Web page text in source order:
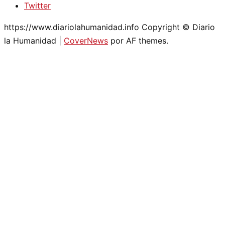
Twitter
https://www.diariolahumanidad.info Copyright © Diario
la Humanidad
CoverNews por AF themes.